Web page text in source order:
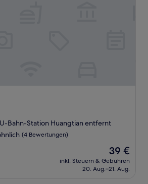
Bahn-Station Huangtian entfernt
(4 Bewertungen)
Der
Preis
beträgt
39 €
inkl. Steuern & Gebühren
20. Aug.–21. Aug.